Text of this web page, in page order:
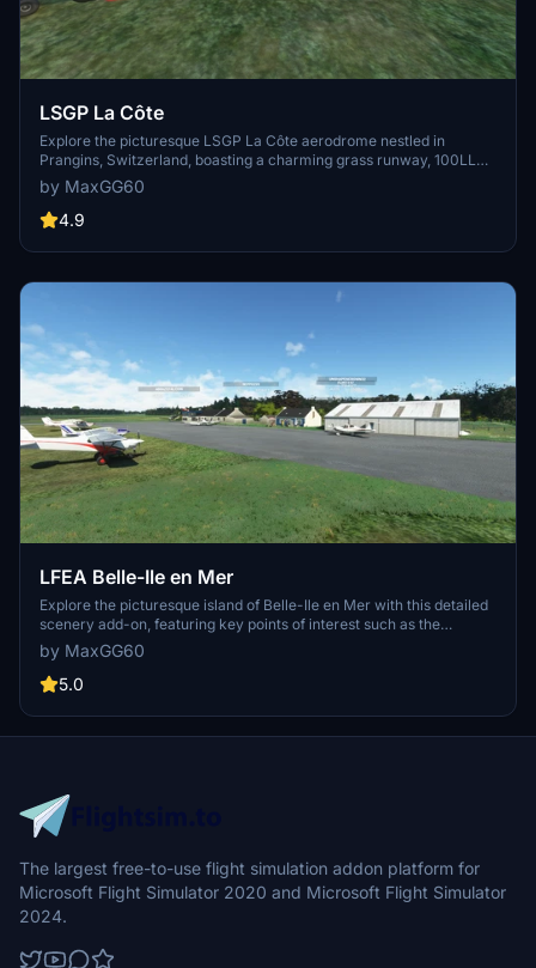
LSGP La Côte
Explore the picturesque LSGP La Côte aerodrome nestled in
Prangins, Switzerland, boasting a charming grass runway, 100LL
station, and artistically adorned hangars. Embark on your flights in
this tranquil setting between Geneva and Lausanne, with ongoing
updates to enhance your virtual aviation experience.
by MaxGG60
4.9
LFEA Belle-Ile en Mer
Explore the picturesque island of Belle-Ile en Mer with this detailed
scenery add-on, featuring key points of interest such as the
aerodrome, lighthouses, and the Palace with its citadel. Enjoy an
enhanced coastline with removed unsightly trees, and anticipate
more POIs to be added in the future. This add-on is compatible with
experience.
by MaxGG60
5.0
The largest free-to-use flight simulation addon platform for
Microsoft Flight Simulator 2020 and Microsoft Flight Simulator
2024.